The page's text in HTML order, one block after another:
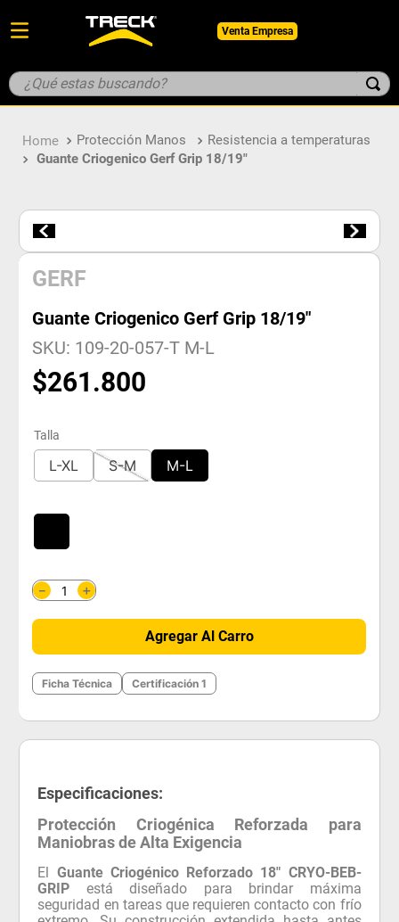
Venta Empresa
¿Qué estas buscando?
Protección Manos
Resistencia a temperaturas
Guante Criogenico Gerf Grip 18/19"
GERF
Guante Criogenico Gerf Grip 18/19"
SKU: 109-20-057-T M-L
$261.800
Talla
L-XL S-M M-L
＋
－
Agregar Al Carro
Ficha Técnica Certificación 1
Especificaciones:
Protección Criogénica Reforzada para
Maniobras de Alta Exigencia
El Guante Criogénico Reforzado 18" CRYO-BEB-
GRIP está diseñado para brindar máxima
seguridad en tareas que requieren contacto con frío
1. botin